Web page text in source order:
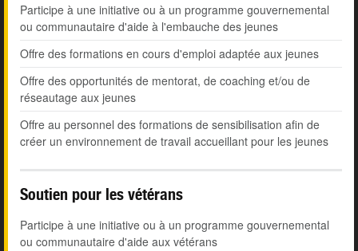
Participe à une initiative ou à un programme gouvernemental
ou communautaire d'aide à l'embauche des jeunes
Offre des formations en cours d'emploi adaptée aux jeunes
Offre des opportunités de mentorat, de coaching et/ou de
réseautage aux jeunes
Offre au personnel des formations de sensibilisation afin de
créer un environnement de travail accueillant pour les jeunes
Soutien pour les vétérans
Participe à une initiative ou à un programme gouvernemental
ou communautaire d'aide aux vétérans